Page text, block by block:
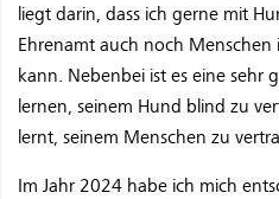
liegt darin, dass ich gerne mit
Ehrenamt auch noch
kann. Nebenbei ist es eine sehr
lernen, seinem Hund blind zu
lernt, seinem Menschen zu
Im Jahr 2024 habe ich mich